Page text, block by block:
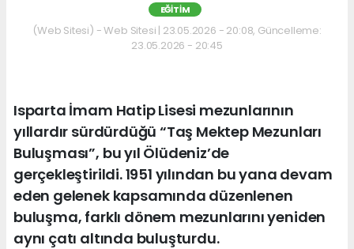
EĞITIM
(Web Sitesi) - Web Sitesi | 23.05.2026 - 20:08, Güncelleme:
23.05.2026 - 20:45
Isparta İmam Hatip Lisesi mezunlarının
yıllardır sürdürdüğü “Taş Mektep Mezunları
Buluşması”, bu yıl Ölüdeniz’de
gerçekleştirildi. 1951 yılından bu yana devam
eden gelenek kapsamında düzenlenen
buluşma, farklı dönem mezunlarını yeniden
aynı çatı altında buluşturdu.